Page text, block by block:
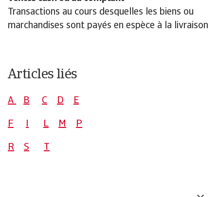
Transactions au cours desquelles les biens ou
marchandises sont payés en espèce à la livraison
Articles liés
A B C D E
F I L M P
R S T